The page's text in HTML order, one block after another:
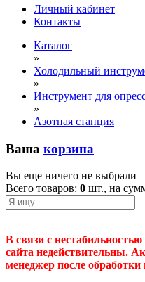
Личный кабинет
Контакты
Каталог
»
Холодильный
»
Инструмент для
»
Азотная станция
Ваша корзина
Вы еще ничего не выбрали
Всего товаров: 0 шт., на
В связи с
сайта недействительны.
менеджер после обработки